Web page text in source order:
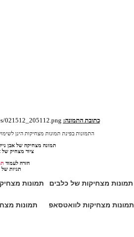
כתובת התמונה:
התמונות בפינת תמונות מצחיקות הינן
תמונה מצחיקה של אבן
ציור מצחיק של
חזרה לעמוד
תגיות
תמונות מצחיקות של כלבים תמונות
תמונות מצחיקות לוואטסאפ תמונות